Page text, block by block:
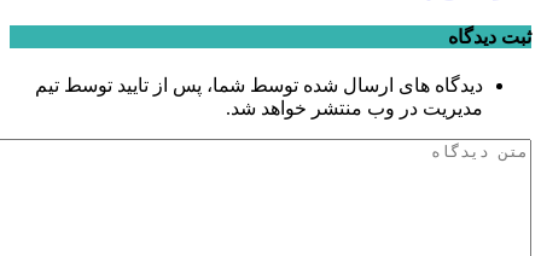
ثبت دیدگاه
دیدگاه های ارسال شده توسط شما، پس از تایید توسط تیم
مدیریت در وب منتشر خواهد شد.